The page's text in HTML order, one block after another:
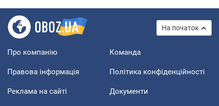
На початок
Про компанію Команда
Правова інформація Політика конфіденційності
Реклама на сайті Документи